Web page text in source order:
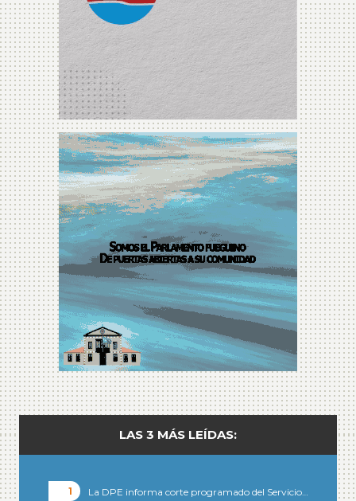
LAS 3 MÁS LEÍDAS:
La DPE informa corte programado del Servicio…